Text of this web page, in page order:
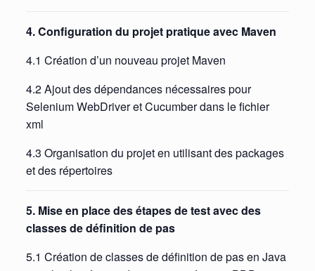
4. Configuration du projet pratique avec Maven
4.1 Création d’un nouveau projet Maven
4.2 Ajout des dépendances nécessaires pour
Selenium WebDriver et Cucumber dans le fichier
xml
4.3 Organisation du projet en utilisant des packages
et des répertoires
5. Mise en place des étapes de test avec des
classes de définition de pas
5.1 Création de classes de définition de pas en Java